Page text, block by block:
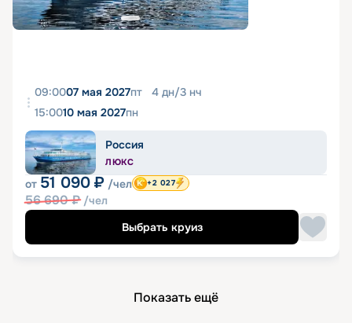
09:0007 мая 2027пт 4 дн/3 нч
15:0010 мая 2027пн
Россия
ЛЮКС
от 51 090 ₽ /чел
56 690₽ /чел
+2 027
Выбрать круиз
Показать ещё